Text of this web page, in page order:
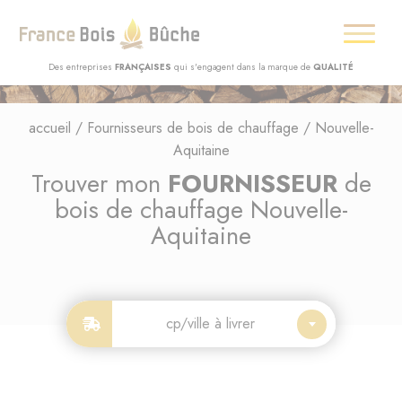
Des entreprises FRANÇAISES qui s'engagent dans la marque de QUALITÉ
accueil / Fournisseurs de bois de chauffage / Nouvelle-
Aquitaine
Trouver mon FOURNISSEURde
bois de chauffage Nouvelle-
Aquitaine
cp/ville à livrer